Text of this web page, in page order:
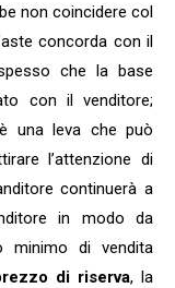
non coincidere col
concorda con il
che la base
con il venditore;
una leva che può
l’attenzione di
continuerà a
in modo da
minimo di vendita
di riserva, la